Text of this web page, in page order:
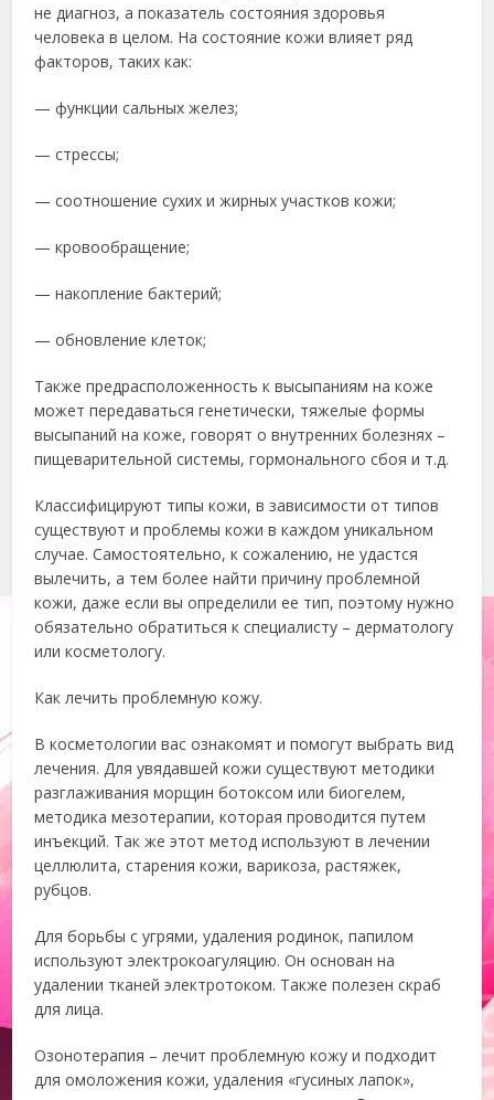
не диагноз, а показатель состояния здоровья
человека в целом. На состояние кожи влияет ряд
факторов, таких как:
— функции сальных желез;
— стрессы;
— соотношение сухих и жирных участков кожи;
— кровообращение;
— накопление бактерий;
— обновление клеток;
Также предрасположенность к высыпаниям на коже
может передаваться генетически, тяжелые формы
высыпаний на коже, говорят о внутренних болезнях –
пищеварительной системы, гормонального сбоя и т.д.
Классифицируют типы кожи, в зависимости от типов
существуют и проблемы кожи в каждом уникальном
случае. Самостоятельно, к сожалению, не удастся
вылечить, а тем более найти причину проблемной
кожи, даже если вы определили ее тип, поэтому нужно
обязательно обратиться к специалисту – дерматологу
или косметологу.
Как лечить проблемную кожу.
В косметологии вас ознакомят и помогут выбрать вид
лечения. Для увядавшей кожи существуют методики
разглаживания морщин ботоксом или биогелем,
методика мезотерапии, которая проводится путем
инъекций. Так же этот метод используют в лечении
целлюлита, старения кожи, варикоза, растяжек,
рубцов.
Для борьбы с угрями, удаления родинок, папилом
используют электрокоагуляцию. Он основан на
удалении тканей электротоком. Также полезен скраб
для лица.
Озонотерапия – лечит проблемную кожу и подходит
для омоложения кожи, удаления «гусиных лапок»,